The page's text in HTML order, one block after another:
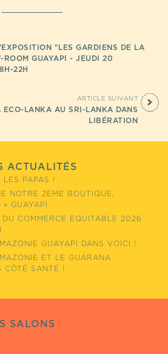
"LES GARDIENS DE LA
ROOM GUAYAPI - JEUDI 20
22H
ARTICLE SUIVANT
ECO-LANKA AU SRI-LANKA DANS
LIBÉRATION
ACTUALITÉS
LES PAPAS !
NOTRE 2ÈME BOUTIQUE,
GUAYAPI
DU COMMERCE EQUITABLE 2026
GUAYAPI DANS VOICI !
ET LE GUARANA
CÔTÉ SANTÉ !
SALONS